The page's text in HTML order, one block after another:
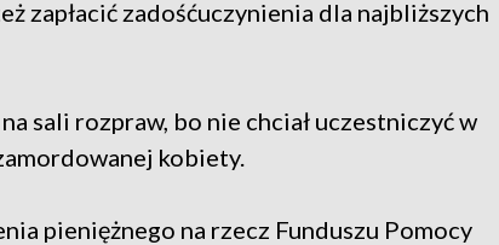
zapłacić zadośćuczynienia dla najbliższych
sali rozpraw, bo nie chciał uczestniczyć w
kobiety.
pieniężnego na rzecz Funduszu Pomocy